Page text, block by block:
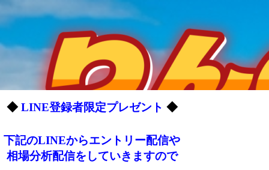
◆ LINE登録者限定プレゼント ◆
下記のLINEからエントリー配信や
相場分析配信をしていきますので